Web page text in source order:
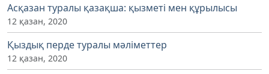
Асқазан туралы қазақша: қызметі мен құрылысы
12 қазан, 2020
Қыздық перде туралы мәліметтер
12 қазан, 2020